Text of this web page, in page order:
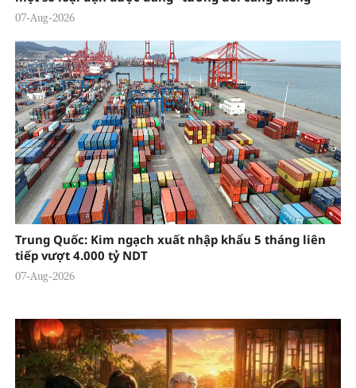
07-Aug-2026
Trung Quốc: Kim ngạch xuất nhập khẩu 5 tháng liên
tiếp vượt 4.000 tỷ NDT
07-Aug-2026